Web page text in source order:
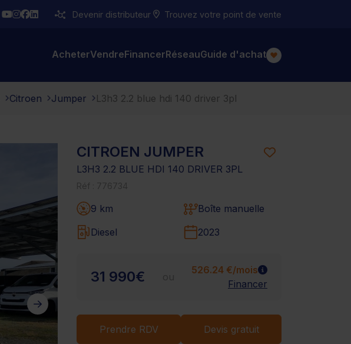
YouTube
Instagram
Facebook
LinkedinDevenir distributeur Trouvez votre point de vente
AcheterVendreFinancerRéseauGuide d'achat
Citroen Jumper L3h3 2.2 blue hdi 140 driver 3pl
CITROEN JUMPER
L3H3 2.2 BLUE HDI 140 DRIVER 3PL
9 km
Boîte manuelle
Diesel
2023
31 990€
526.24 €/mois
Financer
Prendre RDV Devis gratuit
Chargement...